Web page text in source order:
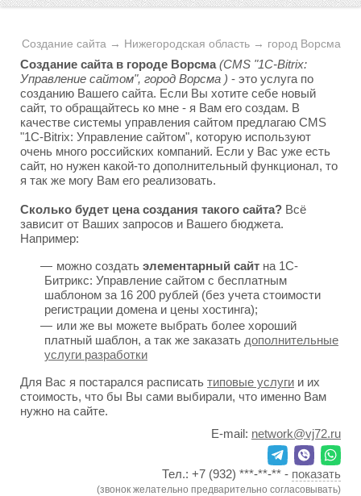
Создание сайта → Нижегородская область → город Ворсма
Создание сайта в городе Ворсма (CMS "1C-Bitrix:
Управление сайтом", город Ворсма ) - это услуга по
созданию Вашего сайта. Если Вы хотите себе новый
сайт, то обращайтесь ко мне - я Вам его создам. В
качестве системы управления сайтом предлагаю CMS
"1C-Bitrix: Управление сайтом", которую используют
очень много российских компаний. Если у Вас уже есть
сайт, но нужен какой-то дополнительный функционал, то
я так же могу Вам его реализовать.
Сколько будет цена создания такого сайта? Всё
зависит от Ваших запросов и Вашего бюджета.
Например:
можно создать элементарный сайт на 1С-
Битрикс: Управление сайтом с бесплатным
шаблоном за 16 200 рублей (без учета стоимости
регистрации домена и цены хостинга);
или же вы можете выбрать более хороший
платный шаблон, а так же заказать дополнительные
услуги разработки
Для Вас я постарался расписать типовые услуги и их
стоимость, что бы Вы сами выбирали, что именно Вам
нужно на сайте.
E-mail: network@vj72.ru
Тел.: +7 (932) ***-**-** - показать
(звонок желательно предварительно согласовывать)